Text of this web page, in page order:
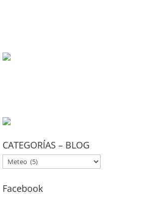
CATEGORÍAS – BLOG
CATEGORÍAS
–
BLOG
Facebook